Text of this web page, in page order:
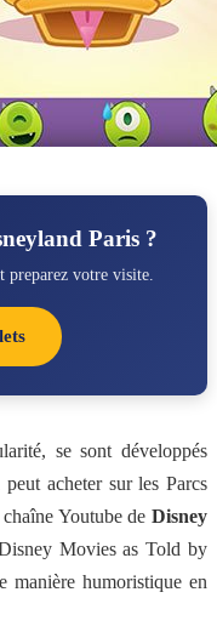
Paris ?
preparez votre visite.
se sont développés
acheter sur les Parcs
Youtube deDisney
Movies as Told by
humoristique en